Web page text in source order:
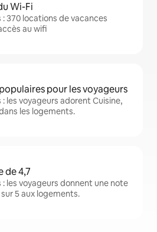
Wi-Fi
: 370 locations de vacances
au wifi
pour les voyageurs
les voyageurs adorent Cuisine,
les logements.
de 4,7
: les voyageurs donnent une note
5 aux logements.